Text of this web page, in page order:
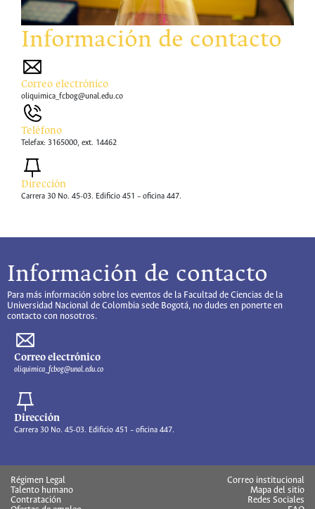
Información de contacto
Correo electrónico
oliquimica_fcbog@unal.edu.co
Teléfono
Telefax: 3165000, ext. 14462
Dirección
Carrera 30 No. 45-03. Edificio 451 – oficina 447.
Información de contacto
Para más información sobre los eventos de la Facultad de Ciencias de la
Universidad Nacional de Colombia sede Bogotá, no dudes en ponerte en
contacto con nosotros.
Correo electrónico
oliquimica_fcbog@unal.edu.co
Dirección
Carrera 30 No. 45-03. Edificio 451 – oficina 447.
Régimen Legal
Talento humano
Contratación
Correo institucional
Mapa del sitio
Redes Sociales